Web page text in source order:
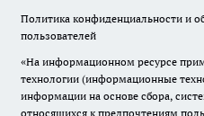
Политика конфиденциальности и
пользователей
«На информационном ресурсе
технологии (информационные
информации на основе сбора,
относящихся к предпочтениям